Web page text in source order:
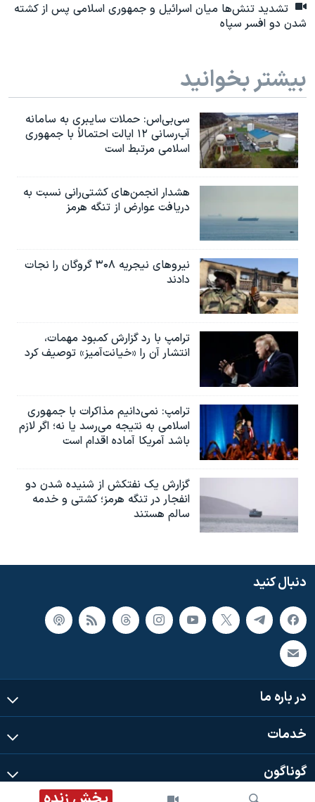
تشدید تنش‌ها میان اسرائیل و جمهوری اسلامی پس از کشته
شدن دو افسر سپاه
بیشتر بخوانید
سی‌بی‌اس: حملات سایبری به سامانه
آب‌رسانی ۱۲ ایالت احتمالاً با جمهوری
اسلامی مرتبط است
هشدار انجمن‌های کشتی‌رانی نسبت به
دریافت عوارض از تنگه هرمز
نیروهای نیجریه‌ ۳۰۸ گروگان را نجات
دادند
ترامپ با رد گزارش کمبود مهمات،
انتشار آن را «خیانت‌آمیز» توصیف کرد
ترامپ: نمی‌دانیم مذاکرات با جمهوری
اسلامی به نتیجه می‌رسد یا نه؛ اگر لازم
باشد آمریکا آماده اقدام است
گزارش یک نفتکش از شنیده شدن دو
انفجار در تنگه هرمز؛ کشتی و خدمه
سالم هستند
دنبال کنید
در باره ما
خدمات
گوناگون